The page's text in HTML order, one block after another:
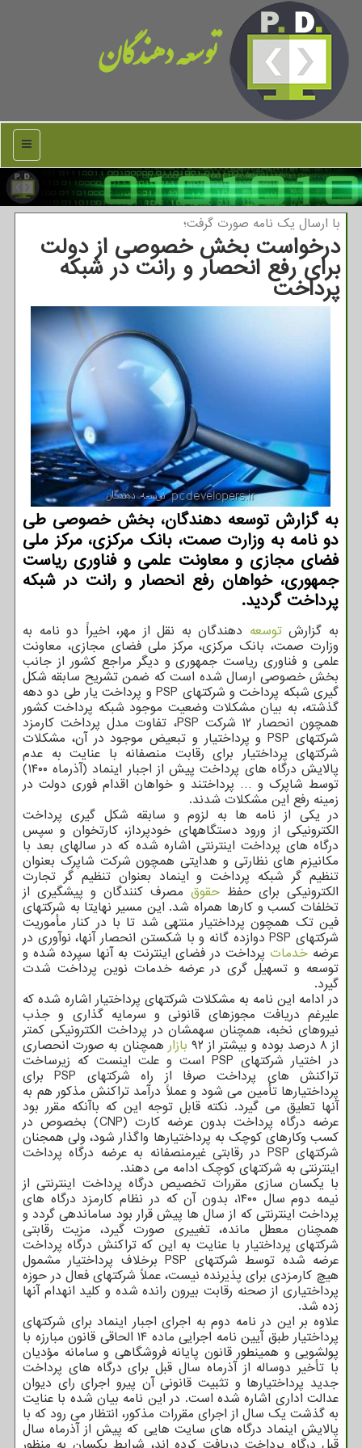
توسعه دهندگان
منو
با ارسال یك نامه صورت گرفت؛
درخواست بخش خصوصی از دولت
برای رفع انحصار و رانت در شبکه
پرداخت
به گزارش توسعه دهندگان، بخش خصوصی طی
دو نامه به وزارت صمت، بانک مرکزی، مرکز ملی
فضای مجازی و معاونت علمی و فناوری ریاست
جمهوری، خواهان رفع انحصار و رانت در شبکه
پرداخت گردید.
به گزارشتوسعه دهندگان به نقل از مهر، اخیراً دو نامه به
وزارت صمت، بانک مرکزی، مرکز ملی فضای مجازی، معاونت
علمی و فناوری ریاست جمهوری و دیگر مراجع کشور از جانب
بخش خصوصی ارسال شده است که ضمن تشریح سابقه شکل
گیری شبکه پرداخت و شرکتهای PSP و پرداخت یار طی دو دهه
گذشته، به بیان مشکلات وضعیت موجود شبکه پرداخت کشور
همچون انحصار ۱۲ شرکت PSP، تفاوت مدل پرداخت کارمزد
شرکتهای PSP و پرداختیار و تبعیض موجود در آن، مشکلات
شرکتهای پرداختیار برای رقابت منصفانه با عنایت به عدم
پالایش درگاه های پرداخت پیش از اجبار اینماد (آذرماه ۱۴۰۰)
توسط شاپرک و … پرداختند و خواهان اقدام فوری دولت در
زمینه رفع این مشکلات شدند.
در یکی از نامه ها به لزوم و سابقه شکل گیری پرداخت
الکترونیکی از ورود دستگاههای خودپرداز، کارتخوان و سپس
درگاه های پرداخت اینترنتی اشاره شده که در سالهای بعد با
مکانیزم های نظارتی و هدایتی همچون شرکت شاپرک بعنوان
تنظیم گر شبکه پرداخت و اینماد بعنوان تنظیم گر تجارت
الکترونیکی برای حفظ حقوق مصرف کنندگان و پیشگیری از
تخلفات کسب و کارها همراه شد. این مسیر نهایتا به شرکتهای
فین تک همچون پرداختیار منتهی شد تا با در کنار مأموریت
شرکتهای PSP دوازده گانه و با شکستن انحصار آنها، نوآوری در
عرضهخدمات پرداخت در فضای اینترنت به آنها سپرده شده و
توسعه و تسهیل گری در عرضه خدمات نوین پرداخت شدت
گیرد.
در ادامه این نامه به مشکلات شرکتهای پرداختیار اشاره شده که
علیرغم دریافت مجوزهای قانونی و سرمایه گذاری و جذب
نیروهای نخبه، همچنان سهمشان در پرداخت الکترونیکی کمتر
از ۸ درصد بوده و بیشتر از ۹۲ بازار همچنان به صورت انحصاری
در اختیار شرکتهای PSP است و علت اینست که زیرساخت
تراکنش های پرداخت صرفا از راه شرکتهای PSP برای
پرداختیارها تأمین می شود و عملاً درآمد تراکنش مذکور هم به
آنها تعلیق می گیرد. نکته قابل توجه این که باآنکه مقرر بود
عرضه درگاه پرداخت بدون عرضه کارت (CNP) بخصوص در
کسب وکارهای کوچک به پرداختیارها واگذار شود، ولی همجنان
شرکتهای PSP در رقابتی غیرمنصفانه به عرضه درگاه پرداخت
اینترنتی به شرکتهای کوچک ادامه می دهند.
با یکسان سازی مقررات تخصیص درگاه پرداخت اینترنتی از
نیمه دوم سال ۱۴۰۰، بدون آن که در نظام کارمزد درگاه های
پرداخت اینترنتی که از سال ها پیش قرار بود ساماندهی گردد و
همچنان معطل مانده، تغییری صورت گیرد، مزیت رقابتی
شرکتهای پرداختیار با عنایت به این که تراکنش درگاه پرداخت
عرضه شده توسط شرکتهای PSP برخلاف پرداختیار مشمول
هیچ کارمزدی برای پذیرنده نیست، عملاً شرکتهای فعال در حوزه
پرداختیاری از صحنه رقابت بیرون رانده شده و کلید انهدام آنها
زده شد.
علاوه بر این در نامه دوم به اجرای اجبار اینماد برای شرکتهای
پرداختیار طبق آیین نامه اجرایی ماده ۱۴ الحاقی قانون مبارزه با
پولشویی و همینطور قانون پایانه فروشگاهی و سامانه مؤدیان
با تأخیر دوساله از آذرماه سال قبل برای درگاه های پرداخت
جدید پرداختیارها و تثبیت قانونی آن پیرو اجرای رای دیوان
عدالت اداری اشاره شده است. در این نامه بیان شده با عنایت
به گذشت یک سال از اجرای مقررات مذکور، انتظار می رود که با
پالایش اینماد درگاه های سایت هایی که پیش از آذرماه سال